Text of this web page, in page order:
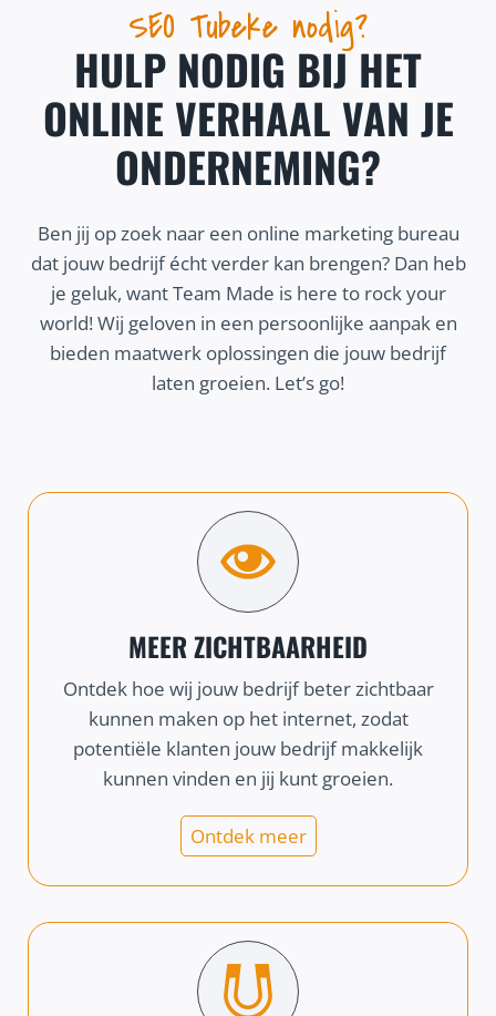
SEO Tubeke nodig?
HULP NODIG BIJ HET
ONLINE VERHAAL VAN JE
ONDERNEMING?
Ben jij op zoek naar een online marketing bureau
dat jouw bedrijf écht verder kan brengen? Dan heb
je geluk, want Team Made is here to rock your
world! Wij geloven in een persoonlijke aanpak en
bieden maatwerk oplossingen die jouw bedrijf
laten groeien. Let’s go!
MEER ZICHTBAARHEID
Ontdek hoe wij jouw bedrijf beter zichtbaar
kunnen maken op het internet, zodat
potentiële klanten jouw bedrijf makkelijk
kunnen vinden en jij kunt groeien.
Ontdek meer